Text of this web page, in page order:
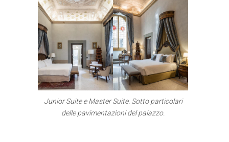
Junior Suite e Master Suite. Sotto particolari
delle pavimentazioni del palazzo.